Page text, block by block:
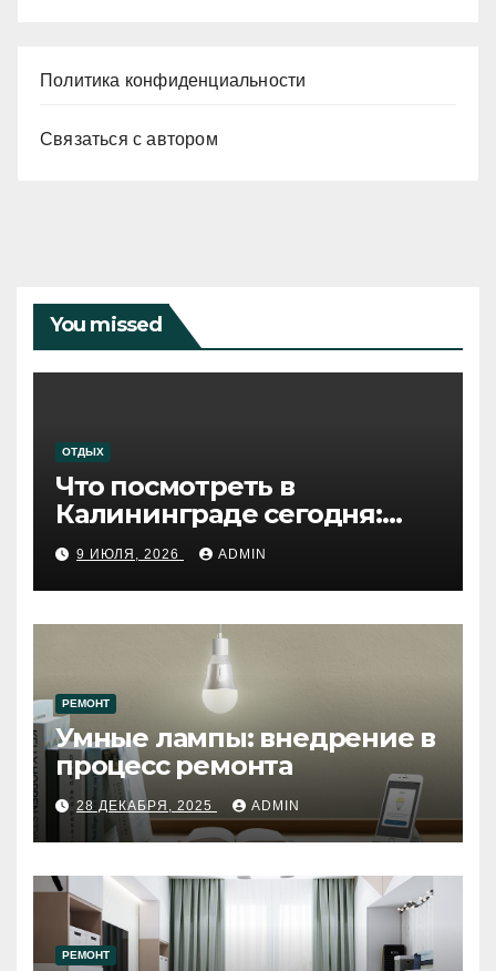
Политика конфиденциальности
Связаться с автором
You missed
ОТДЫХ
Что посмотреть в
Калининграде сегодня:
путеводитель по самому
западному городу России
9 ИЮЛЯ, 2026 ADMIN
РЕМОНТ
Умные лампы: внедрение в
процесс ремонта
28 ДЕКАБРЯ, 2025 ADMIN
РЕМОНТ